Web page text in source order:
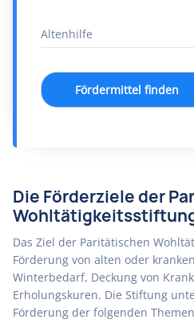
Fördermittel finden
Die Förderziele der
Das Ziel der Paritätischen
Förderung von alten oder
Winterbedarf, Deckung von
Erholungskuren. Die Stiftung
Förderung der folgenden